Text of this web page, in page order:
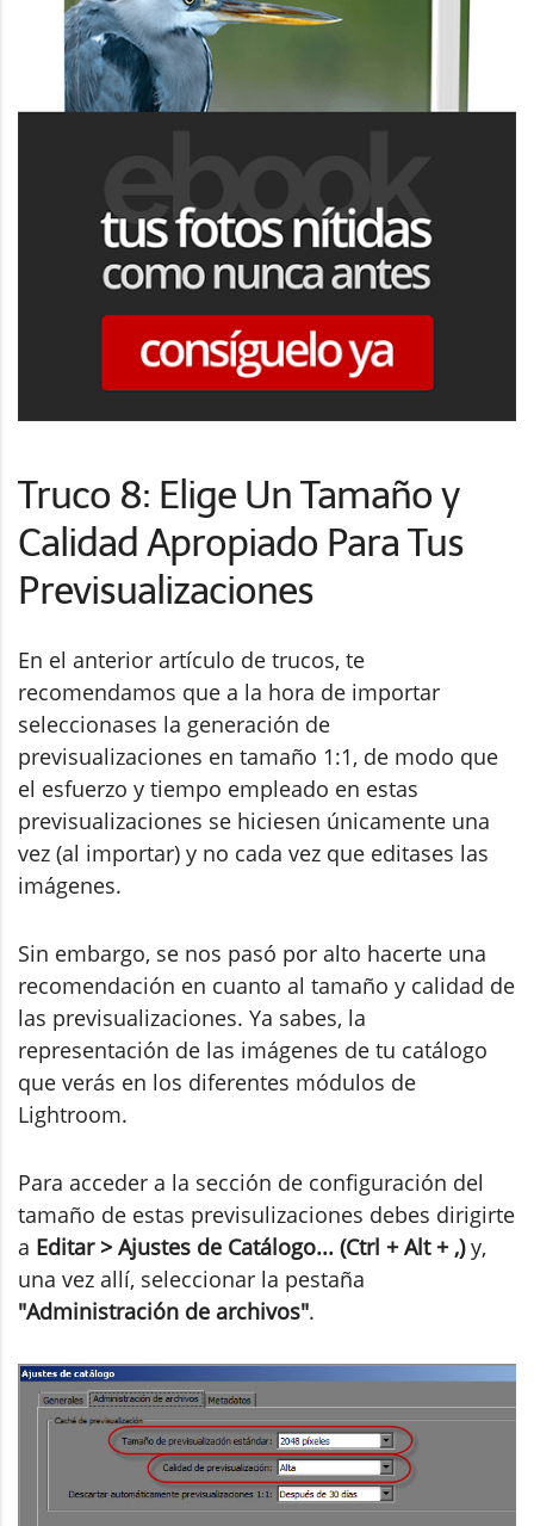
Truco 8: Elige Un Tamaño y
Calidad Apropiado Para Tus
Previsualizaciones
En el anterior artículo de trucos, te
recomendamos que a la hora de importar
seleccionases la generación de
previsualizaciones en tamaño 1:1, de modo que
el esfuerzo y tiempo empleado en estas
previsualizaciones se hiciesen únicamente una
vez (al importar) y no cada vez que editases las
imágenes.
Sin embargo, se nos pasó por alto hacerte una
recomendación en cuanto al tamaño y calidad de
las previsualizaciones. Ya sabes, la
representación de las imágenes de tu catálogo
que verás en los diferentes módulos de
Lightroom.
Para acceder a la sección de configuración del
tamaño de estas previsulizaciones debes dirigirte
a Editar > Ajustes de Catálogo... (Ctrl + Alt + ,)y,
una vez allí, seleccionar la pestaña
"Administración de archivos".